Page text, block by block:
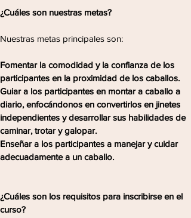
¿Cuáles son nuestras metas?
Nuestras metas principales son:
Fomentar la comodidad y la confianza de los
participantes en la proximidad de los caballos.
Guiar a los participantes en montar a caballo a
diario, enfocándonos en convertirlos en jinetes
independientes y desarrollar sus habilidades de
caminar, trotar y galopar.
Enseñar a los participantes a manejar y cuidar
adecuadamente a un caballo.
¿Cuáles son los requisitos para inscribirse en el
curso?